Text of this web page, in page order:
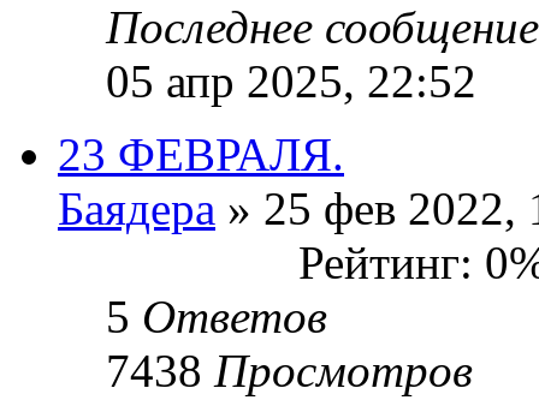
Последнее
05 апр 2025, 22:52
23 ФЕВРАЛЯ.
Баядера » 25 фев 2022,
Рейтинг:
5 Ответов
7438 Просмотров